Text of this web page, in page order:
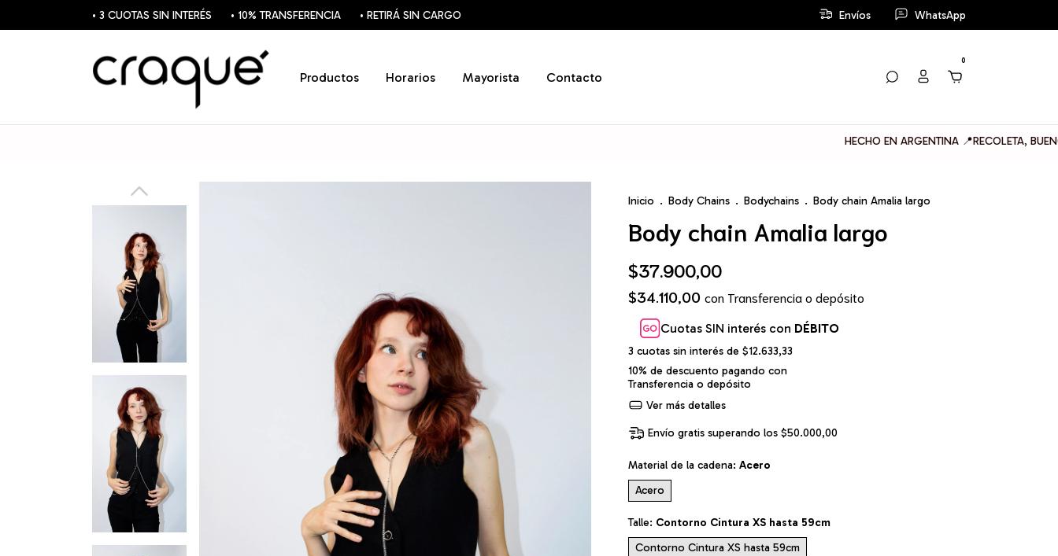
• 3 CUOTAS SIN INTERÉS • 10% TRANSFERENCIA • RETIRÁ SIN CARGO Envíos WhatsApp
Productos Horarios Mayorista Contacto
0
HECHO EN ARGENTINA 📍RECOLETA, BUENOS AIRES
Inicio . Body Chains . Bodychains . Body chain Amalia largo
Body chain Amalia largo
$37.900,00
$34.110,00 con Transferencia o depósito
Cuotas SIN interés con DÉBITO
3 cuotas sin interés de $12.633,33
10% de descuento pagando con
Transferencia o depósito
Ver más detalles
Envío gratis superando los$50.000,00
Material de la cadena: Acero
Acero
Talle: Contorno Cintura XS hasta 59cm
Contorno Cintura XS hasta 59cm